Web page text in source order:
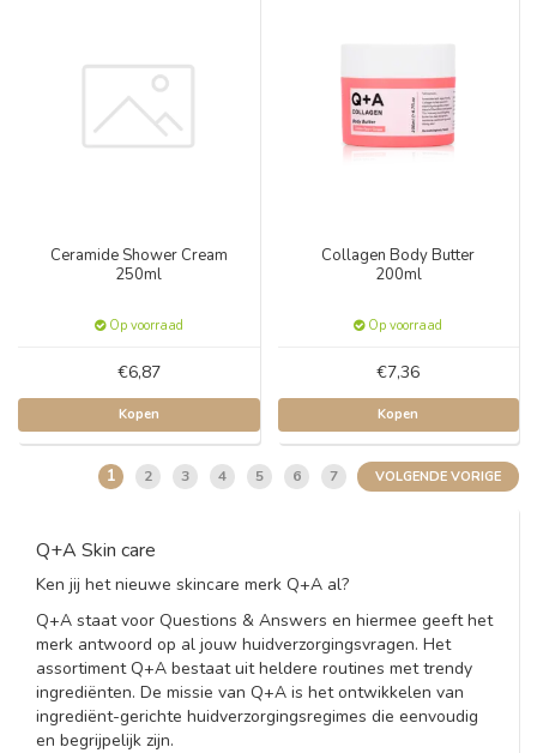
Ceramide Shower Cream
250ml
Op voorraad
€6,87
Kopen
Collagen Body Butter
200ml
Op voorraad
€7,36
Kopen
1 2 3 4 5 6 7 VOLGENDE VORIGE
Q+A Skin care
Ken jij het nieuwe skincare merk Q+A al?
Q+A staat voor Questions & Answers en hiermee geeft het
merk antwoord op al jouw huidverzorgingsvragen. Het
assortiment Q+A bestaat uit heldere routines met trendy
ingrediënten. De missie van Q+A is het ontwikkelen van
ingrediënt-gerichte huidverzorgingsregimes die eenvoudig
en begrijpelijk zijn.